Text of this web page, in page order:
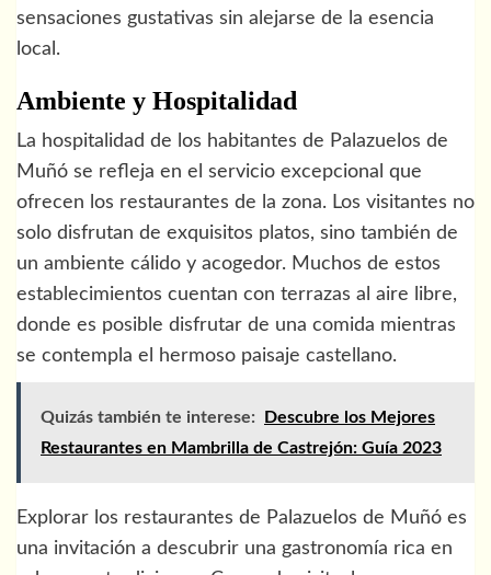
sensaciones gustativas sin alejarse de la esencia
local.
Ambiente y Hospitalidad
La hospitalidad de los habitantes de Palazuelos de
Muñó se refleja en el servicio excepcional que
ofrecen los restaurantes de la zona. Los visitantes no
solo disfrutan de exquisitos platos, sino también de
un ambiente cálido y acogedor. Muchos de estos
establecimientos cuentan con terrazas al aire libre,
donde es posible disfrutar de una comida mientras
se contempla el hermoso paisaje castellano.
Quizás también te interese:
Descubre los Mejores
Restaurantes en Mambrilla de Castrejón: Guía 2023
Explorar los restaurantes de Palazuelos de Muñó es
una invitación a descubrir una gastronomía rica en